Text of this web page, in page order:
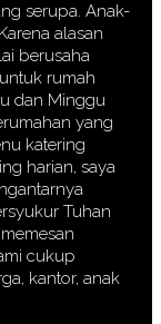
serupa. Anak-
alasan
berusaha
rumah
dan Minggu
yang
katering
harian, saya
Tuhan
cukup
kantor, anak